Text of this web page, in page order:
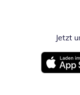
Jetzt
Öffnet in